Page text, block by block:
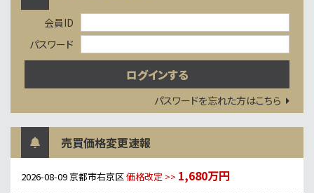
会員ID
パスワード
パスワードを忘れた方はこちら
売買価格変更速報
2026-08-09 京都市右京区価格改定 >> 1,680万円